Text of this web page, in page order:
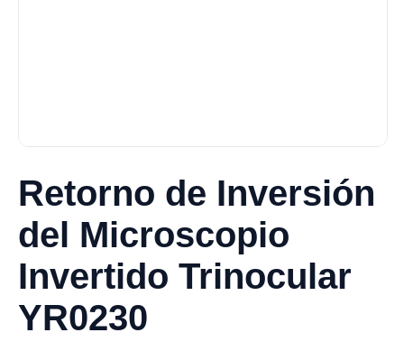
Retorno de Inversión
del Microscopio
Invertido Trinocular
YR0230